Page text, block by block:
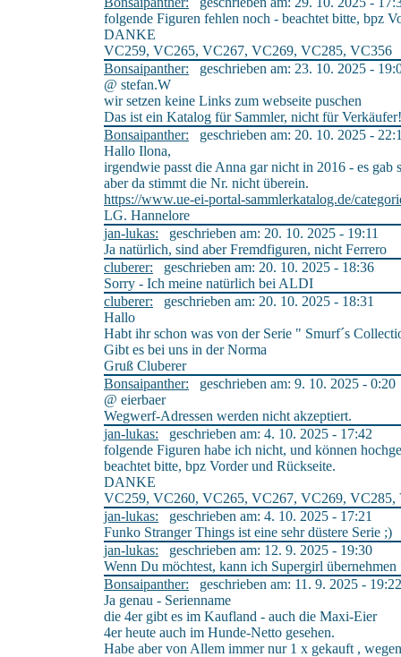
folgende Figuren fehlen noch - beachtet bitte, bpz
DANKE
VC259, VC265, VC267, VC269, VC285, VC356
Bonsaipanther: geschrieben am: 23. 10. 2025 -
@ stefan.W
wir setzen keine Links zum webseite puschen
Das ist ein Katalog für Sammler, nicht für Verkäufer!
Bonsaipanther: geschrieben am: 20. 10. 2025 -
Hallo Ilona,
irgendwie passt die Anna gar nicht in 2016 - es gab
aber da stimmt die Nr. nicht überein.
https://www.ue-ei-portal-sammlerkatalog.de/
LG. Hannelore
jan-lukas: geschrieben am: 20. 10. 2025 - 19:11
Ja natürlich, sind aber Fremdfiguren, nicht Ferrero
cluberer: geschrieben am: 20. 10. 2025 - 18:36
Sorry - Ich meine natürlich bei ALDI
cluberer: geschrieben am: 20. 10. 2025 - 18:31
Hallo
Habt ihr schon was von der Serie " Smurf´s
Gibt es bei uns in der Norma
Gruß Cluberer
Bonsaipanther: geschrieben am: 9. 10. 2025 - 0:20
@ eierbaer
Wegwerf-Adressen werden nicht akzeptiert.
jan-lukas: geschrieben am: 4. 10. 2025 - 17:42
folgende Figuren habe ich nicht, und können
beachtet bitte, bpz Vorder und Rückseite.
DANKE
VC259, VC260, VC265, VC267, VC269, VC285,
jan-lukas: geschrieben am: 4. 10. 2025 - 17:21
Funko Stranger Things ist eine sehr düstere Serie ;)
jan-lukas: geschrieben am: 12. 9. 2025 - 19:30
Wenn Du möchtest, kann ich Supergirl
Bonsaipanther: geschrieben am: 11. 9. 2025 - 19:22
Ja genau - Serienname
die 4er gibt es im Kaufland - auch die Maxi-Eier
4er heute auch im Hunde-Netto gesehen.
Habe aber von Allem immer nur 1 x gekauft ,